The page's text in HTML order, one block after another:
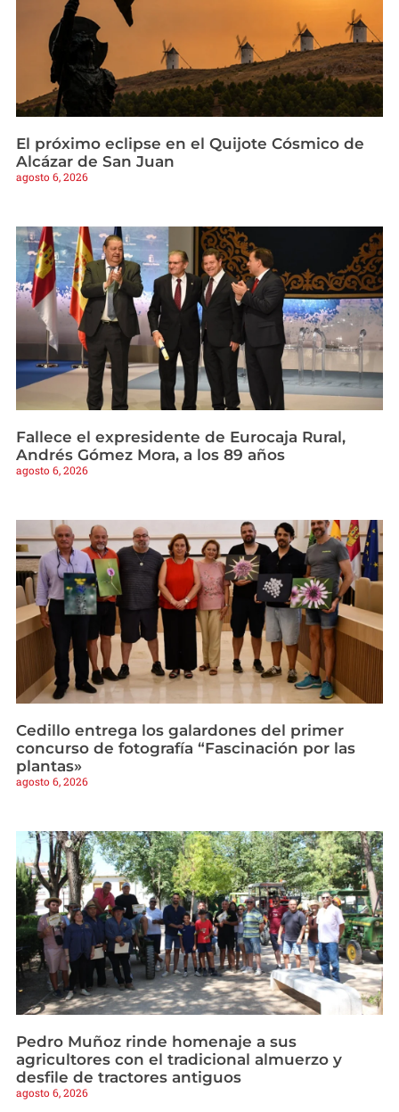
El próximo eclipse en el Quijote Cósmico de
Alcázar de San Juan
agosto 6, 2026
Fallece el expresidente de Eurocaja Rural,
Andrés Gómez Mora, a los 89 años
agosto 6, 2026
Cedillo entrega los galardones del primer
concurso de fotografía “Fascinación por las
plantas»
agosto 6, 2026
Pedro Muñoz rinde homenaje a sus
agricultores con el tradicional almuerzo y
desfile de tractores antiguos
agosto 6, 2026